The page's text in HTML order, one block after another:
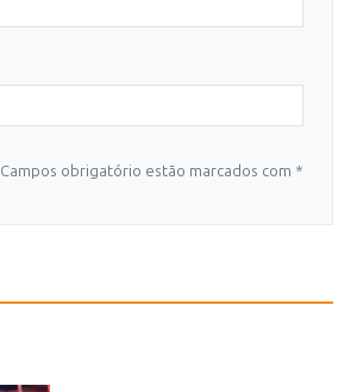
Campos obrigatório estão marcados com *